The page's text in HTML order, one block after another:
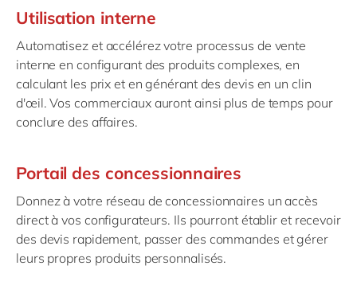
Utilisation interne
Automatisez et accélérez votre processus de vente
interne en configurant des produits complexes, en
calculant les prix et en générant des devis en un clin
d'œil. Vos commerciaux auront ainsi plus de temps pour
conclure des affaires.
Portail des concessionnaires
Donnez à votre réseau de concessionnaires un accès
direct à vos configurateurs. Ils pourront établir et recevoir
des devis rapidement, passer des commandes et gérer
leurs propres produits personnalisés.